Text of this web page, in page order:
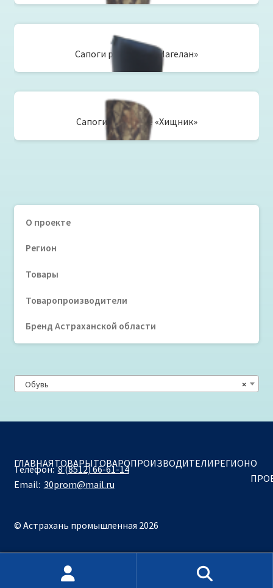
Сапоги рыбацкие «Магелан»
Сапоги рыбацкие «Хищник»
О проекте
Регион
Товары
Товаропроизводители
Бренд Астраханской области
×
Обувь
ГЛАВНАЯТОВАРЫТОВАРОПРОИЗВОДИТЕЛИРЕГИОНО
Телефон:8 (8512) 66-61-14
Email: 30prom@mail.ru
© Астрахань промышленная 2026